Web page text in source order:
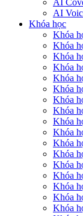
AI
AI
Khóa học
Khóa
Khóa
Khóa
Khóa
Khóa
Khóa
Khóa
Khóa
Khóa
Khóa
Khóa
Khóa
Khóa
Khóa
Khóa
Khóa
Khóa